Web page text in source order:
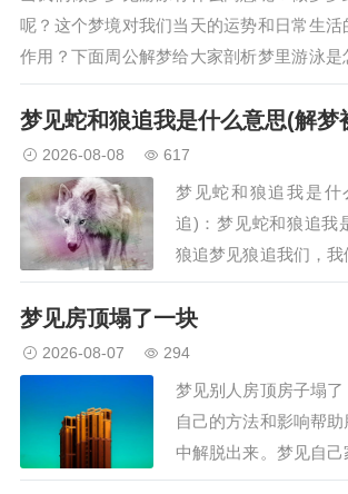
呢？这个梦境对我们当天的运势和日常生活
作用？下面周公解梦给大家剖析梦里游泳是
兆解析。预示着梦者万事将会顺利，预示
有大的困难，暗示着梦者在…
梦见蛇和狼追我是什么意思(解梦
2026-08-08 617
梦见蛇和狼追我是什
追)：梦见蛇和狼追我
狼追梦见狼追我们，
一只狼追我是什么意
是什么意思，梦见被狼
2、不同的人梦见被狼
的人梦见被狼追。做
梦见房顶塌了一块
2026-08-07 294
梦见别人房顶房子塌
自己的方法和影响帮
中解脱出来。梦见自
示着他与妻子或情人